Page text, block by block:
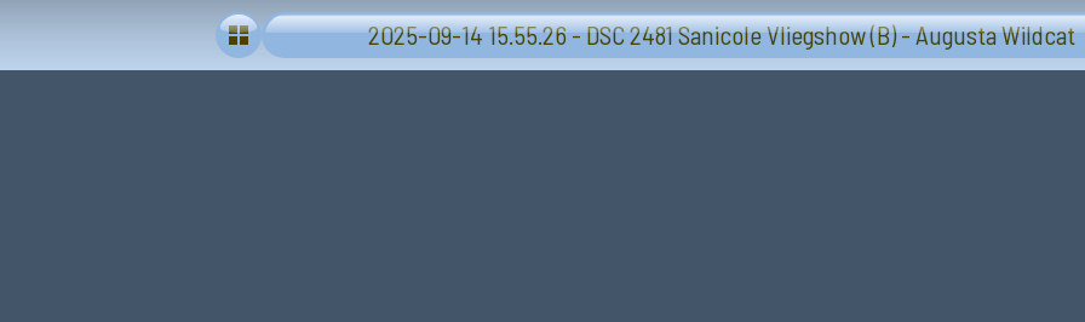
Vliegtuigen - Sanicole (B) 13 en 14 september
2025-09-14 15.55.26 - DSC 2481 Sanicole Vliegshow (B) - Augusta Wildcat